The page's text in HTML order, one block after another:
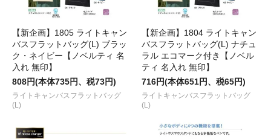
【新企画】1805 ライトキャン
バスフラットバッグ(L) ブラッ
ク・ネイビー【ノベルティ 名
入れ 無印】
808円(本体735円、税73円)
ライトキャンバスフラットバッグ
(L)
【新企画】1804 ライトキャン
バスフラットバッグ(L) ナチュ
ラル エコマーク付き【ノベル
ティ 名入れ 無印】
716円(本体651円、税65円)
ライトキャンバスフラットバッグ
(L)